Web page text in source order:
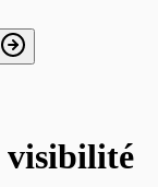
visibilité